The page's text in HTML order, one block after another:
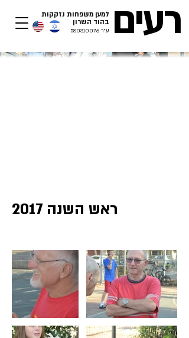
רעים ע"ר 580310076
למען משפחות נזקקות
בהוד השרון​
ראש השנה 2017